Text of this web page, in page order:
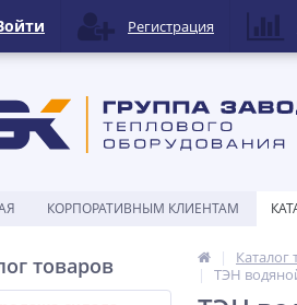
КОРПОРАТИВНЫМ КЛИЕНТАМ
товаров Каталог
ТЭН
Регистрация